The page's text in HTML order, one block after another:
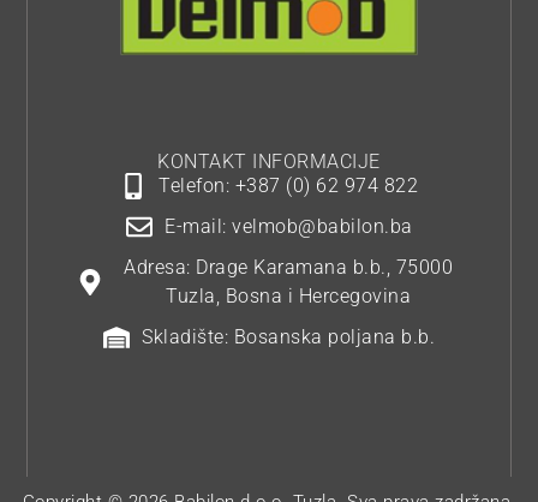
KONTAKT INFORMACIJE
Telefon: +387 (0) 62 974 822
E-mail: velmob@babilon.ba
Adresa: Drage Karamana b.b., 75000
Tuzla, Bosna i Hercegovina
Skladište: Bosanska poljana b.b.